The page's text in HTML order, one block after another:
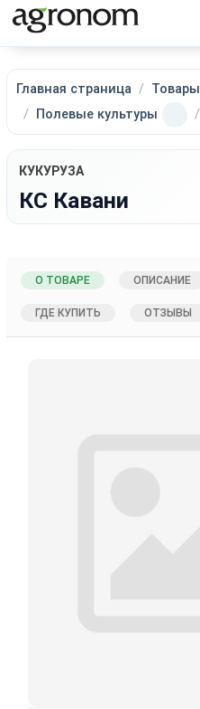
Главная страница Товары
Полевые культуры
КУКУРУЗА
КС Кавани
О ТОВАРЕ ОПИСАНИЕ
ГДЕ КУПИТЬ ОТЗЫВЫ